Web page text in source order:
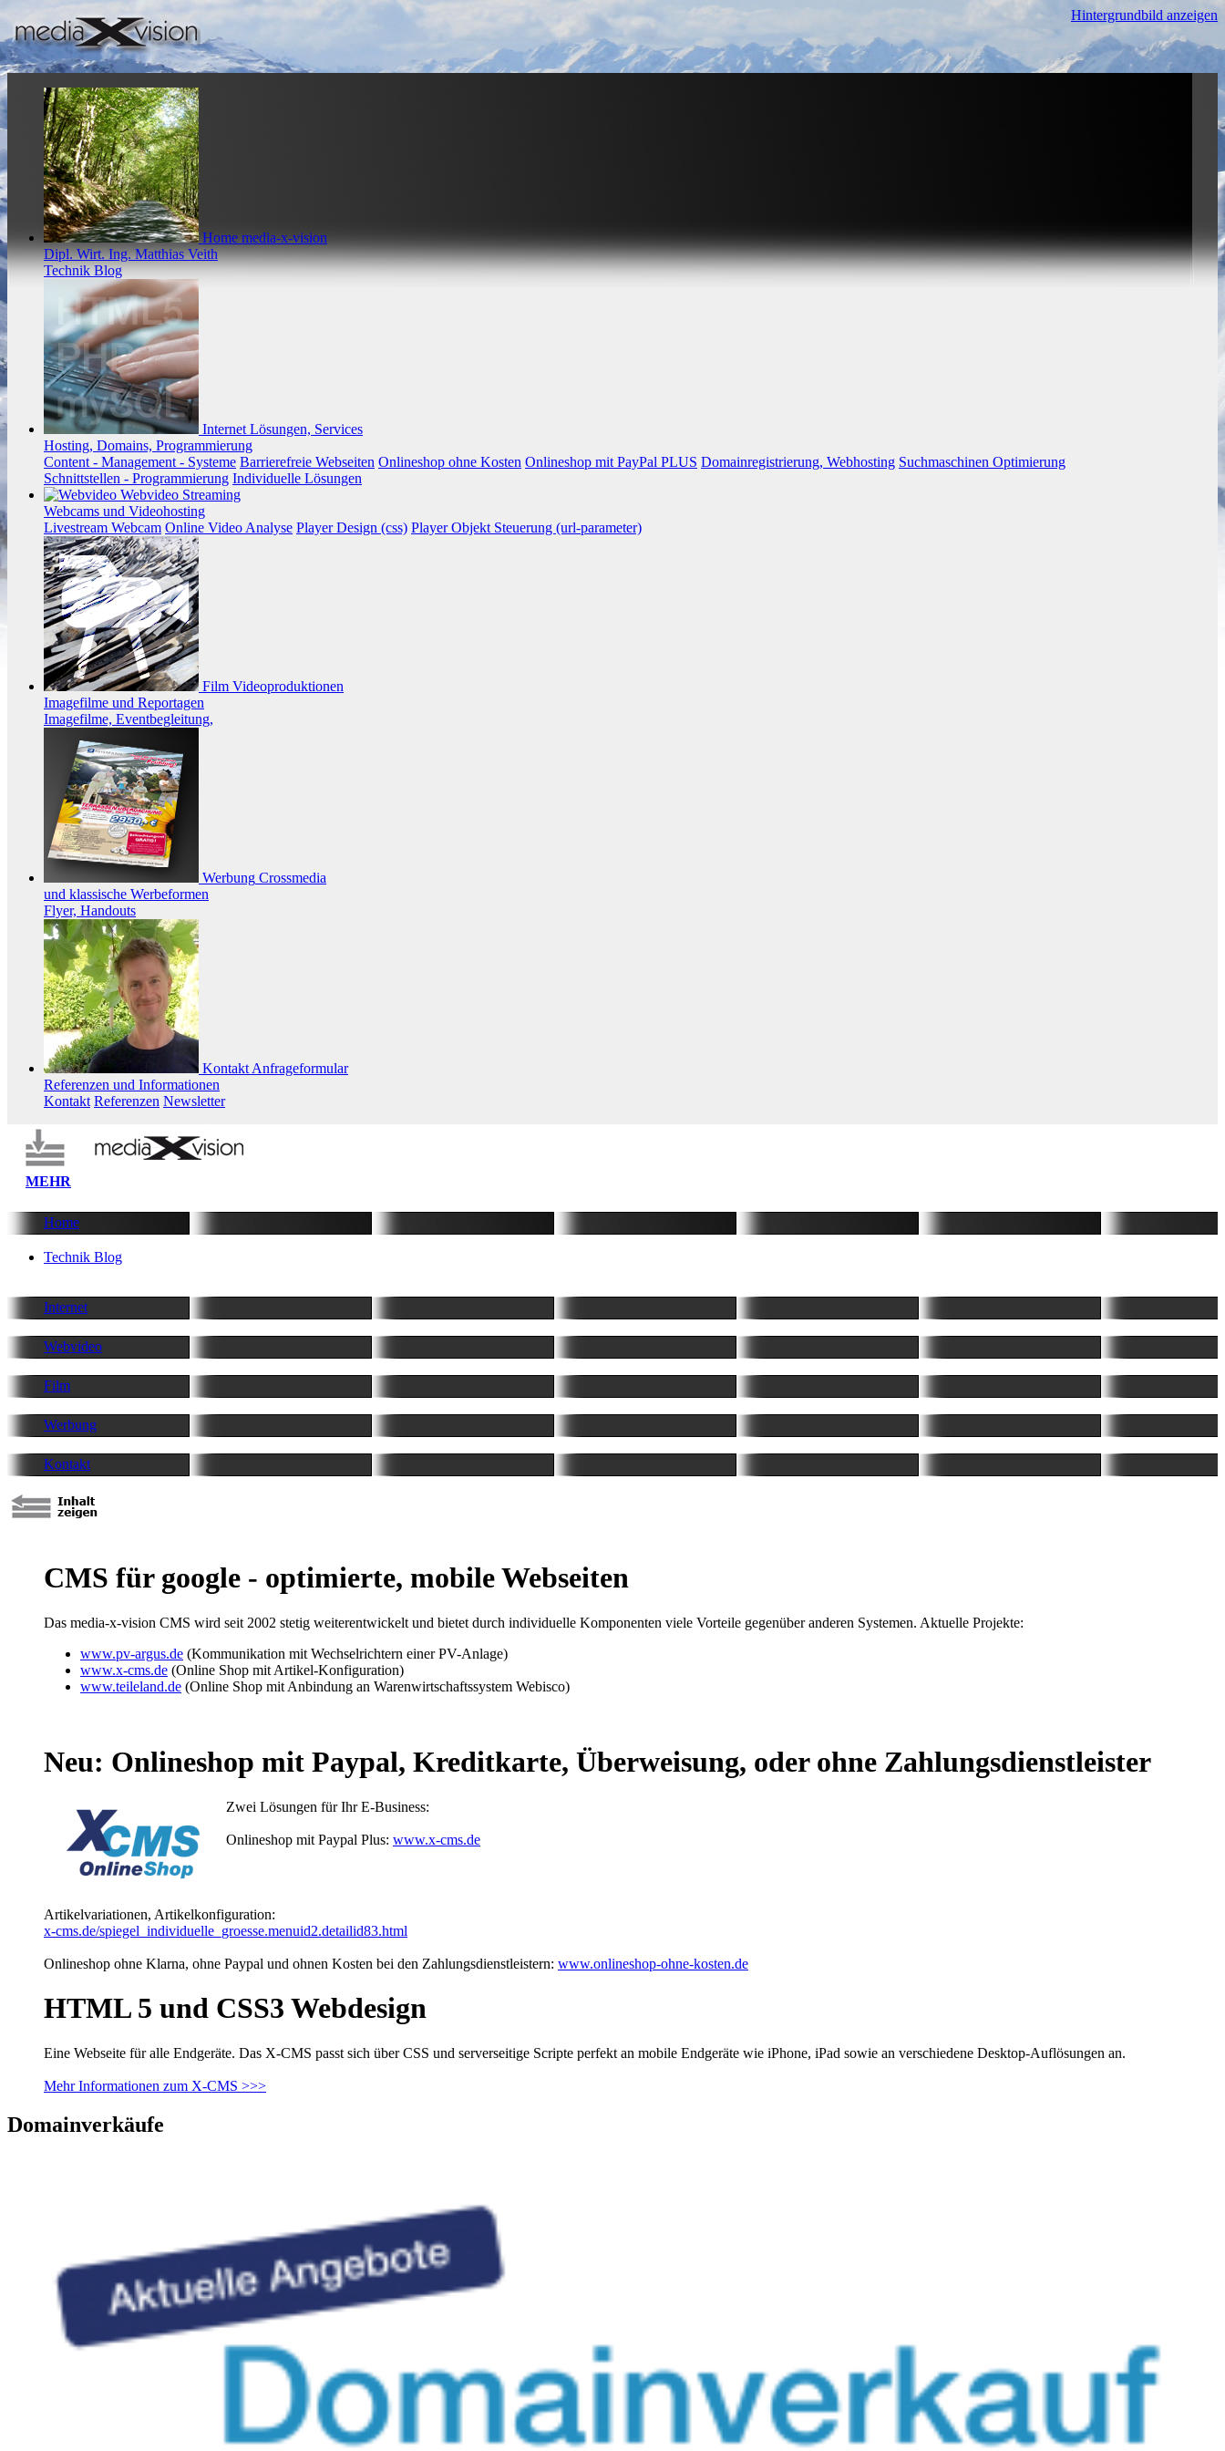
Hintergrundbild anzeigen
Home media-x-vision
Dipl. Wirt. Ing. Matthias Veith
Technik Blog
Internet Lösungen, Services
Hosting, Domains, Programmierung
Content - Management - Systeme Barrierefreie Webseiten Onlineshop ohne Kosten Onlineshop mit PayPal PLUS Domainregistrierung, Webhosting Suchmaschinen Optimierung
Schnittstellen - Programmierung Individuelle Lösungen
Webvideo Streaming
Webcams und Videohosting
Livestream Webcam Online Video Analyse Player Design (css) Player Objekt Steuerung (url-parameter)
Film Videoproduktionen
Imagefilme und Reportagen
Imagefilme, Eventbegleitung,
Werbung Crossmedia
und klassische Werbeformen
Flyer, Handouts
Kontakt Anfrageformular
Referenzen und Informationen
Kontakt Referenzen Newsletter
MEHR
Home
Technik Blog
Internet
Webvideo
Film
Werbung
Kontakt
CMS für google - optimierte, mobile Webseiten
Das media-x-vision CMS wird seit 2002 stetig weiterentwickelt und bietet durch individuelle Komponenten viele Vorteile gegenüber anderen Systemen. Aktuelle Projekte:
www.pv-argus.de (Kommunikation mit Wechselrichtern einer PV-Anlage)
www.x-cms.de (Online Shop mit Artikel-Konfiguration)
www.teileland.de (Online Shop mit Anbindung an Warenwirtschaftssystem Webisco)
Neu: Onlineshop mit Paypal, Kreditkarte, Überweisung, oder ohne Zahlungsdienstleister
Zwei Lösungen für Ihr E-Business:
Onlineshop mit Paypal Plus: www.x-cms.de
Artikelvariationen, Artikelkonfiguration:
x-cms.de/spiegel_individuelle_groesse.menuid2.detailid83.html
Onlineshop ohne Klarna, ohne Paypal und ohnen Kosten bei den Zahlungsdienstleistern: www.onlineshop-ohne-kosten.de
HTML 5 und CSS3 Webdesign
Eine Webseite für alle Endgeräte. Das X-CMS passt sich über CSS und serverseitige Scripte perfekt an mobile Endgeräte wie iPhone, iPad sowie an verschiedene Desktop-Auflösungen an.
Mehr Informationen zum X-CMS >>>
Domainverkäufe